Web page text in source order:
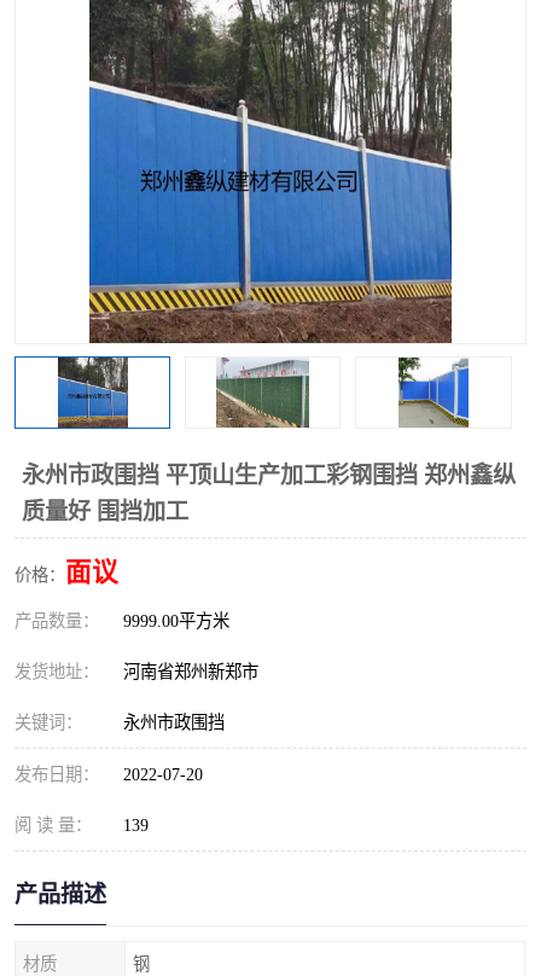
永州市政围挡 平顶山生产加工彩钢围挡 郑州鑫纵
质量好 围挡加工
价格： 面议
产品数量： 9999.00平方米
发货地址： 河南省郑州新郑市
关键词： 永州市政围挡
发布日期： 2022-07-20
阅 读 量： 139
产品描述
材质 钢
岩棉板 钢结构配件
彩钢板
生产加工单板复合围挡 市